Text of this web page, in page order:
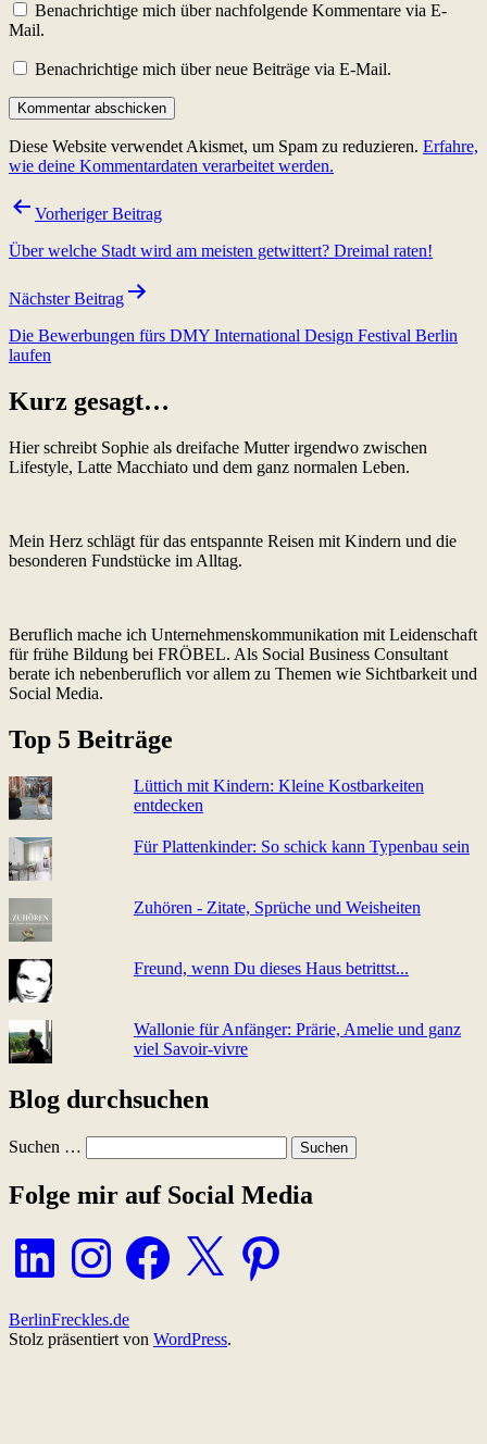
Benachrichtige mich über nachfolgende Kommentare via E-
Mail.
Benachrichtige mich über neue Beiträge via E-Mail.
Diese Website verwendet Akismet, um Spam zu reduzieren. Erfahre,
wie deine Kommentardaten verarbeitet werden.
Beitragsnavigation
Vorheriger Beitrag
Über welche Stadt wird am meisten getwittert? Dreimal raten!
Nächster Beitrag
Die Bewerbungen fürs DMY International Design Festival Berlin
laufen
Kurz gesagt…
Hier schreibt Sophie als dreifache Mutter irgendwo zwischen
Lifestyle, Latte Macchiato und dem ganz normalen Leben.
Mein Herz schlägt für das entspannte Reisen mit Kindern und die
besonderen Fundstücke im Alltag.
Beruflich mache ich Unternehmenskommunikation mit Leidenschaft
für frühe Bildung bei FRÖBEL. Als Social Business Consultant
berate ich nebenberuflich vor allem zu Themen wie Sichtbarkeit und
Social Media.
Top 5 Beiträge
Lüttich mit Kindern: Kleine Kostbarkeiten
entdecken
Für Plattenkinder: So schick kann Typenbau sein
Zuhören - Zitate, Sprüche und Weisheiten
Freund, wenn Du dieses Haus betrittst...
Wallonie für Anfänger: Prärie, Amelie und ganz
viel Sa­voir-vi­v­re
Blog durchsuchen
Suchen …
Folge mir auf Social Media
LinkedIn Instagram FacebookX Pinterest
BerlinFreckles.de
Stolz präsentiert von WordPress.